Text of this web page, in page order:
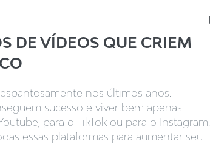
DE VÍDEOS QUE CRIEM
nos últimos anos.
sucesso e viver bem apenas
para o TikTok ou para o Instagram.
essas plataformas para aumentar seu